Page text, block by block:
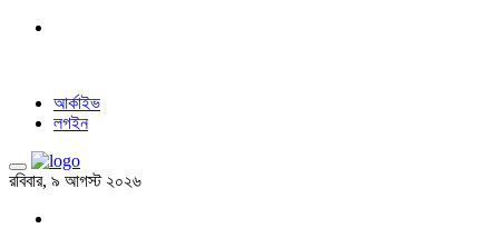
আর্কাইভ
লগইন
রবিবার, ৯ আগস্ট ২০২৬